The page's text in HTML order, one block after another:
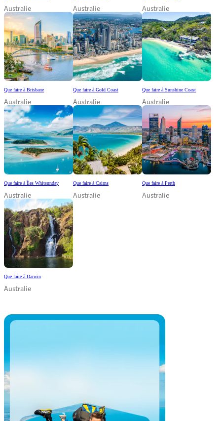
Australie Australie Australie
Que faire à Brisbane
Australie
Que faire à Gold Coast
Australie
Que faire à Sunshine Coast
Australie
Que faire à Îles Whitsunday
Australie
Que faire à Cairns
Australie
Que faire à Perth
Australie
Que faire à Darwin
Australie